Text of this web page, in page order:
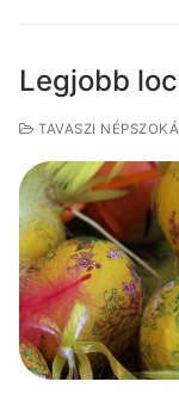
Legjobb
TAVASZI